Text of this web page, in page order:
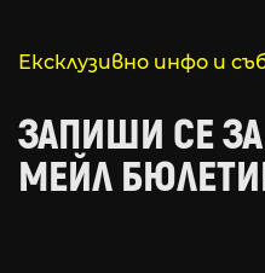
Ексклузивно инфо и
ЗАПИШИ СЕ
МЕЙЛ